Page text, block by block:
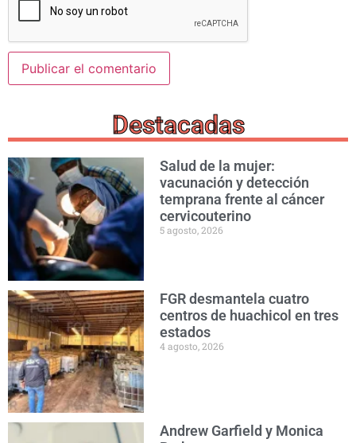
Destacadas
Salud de la mujer:
vacunación y detección
temprana frente al cáncer
cervicouterino
5 agosto, 2026
FGR desmantela cuatro
centros de huachicol en tres
estados
4 agosto, 2026
Andrew Garfield y Monica